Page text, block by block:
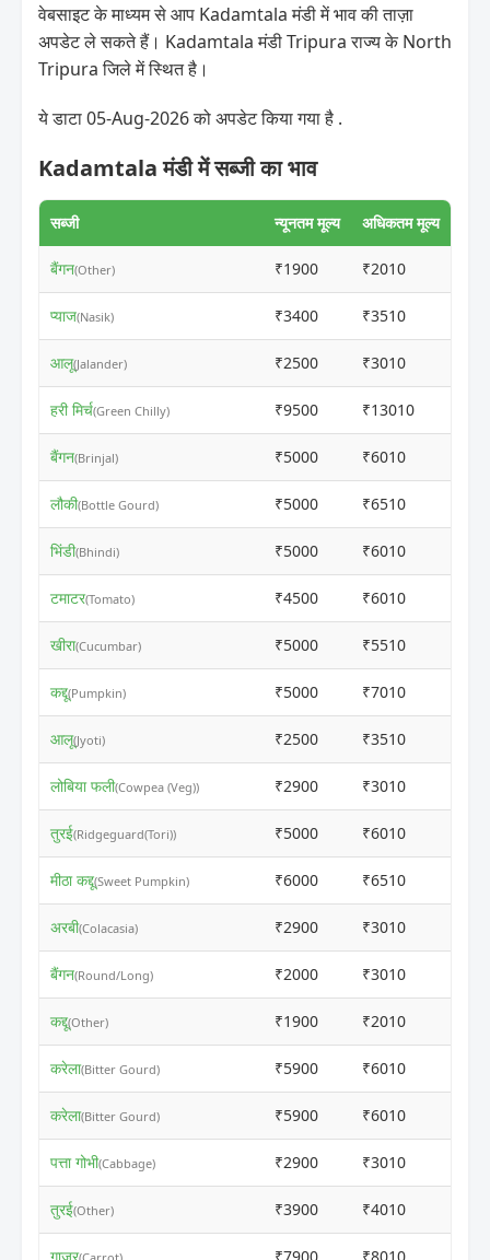
वेबसाइट के माध्यम से आप Kadamtala मंडी में भाव की ताज़ा
अपडेट ले सकते हैं। Kadamtala मंडी Tripura राज्य के North
Tripura जिले में स्थित है।
ये डाटा 05-Aug-2026 को अपडेट किया गया है .
Kadamtala मंडी में सब्जी का भाव
सब्जी न्यूनतम मूल्य अधिकतम मूल्य
बैंगन(Other) ₹1900 ₹2010
प्याज(Nasik) ₹3400 ₹3510
आलू(Jalander) ₹2500 ₹3010
हरी मिर्च(Green Chilly) ₹9500 ₹13010
बैंगन(Brinjal) ₹5000 ₹6010
लौकी(Bottle Gourd) ₹5000 ₹6510
भिंडी(Bhindi) ₹5000 ₹6010
टमाटर(Tomato) ₹4500 ₹6010
खीरा(Cucumbar) ₹5000 ₹5510
कद्दू(Pumpkin) ₹5000 ₹7010
आलू(Jyoti) ₹2500 ₹3510
लोबिया फली(Cowpea (Veg)) ₹2900 ₹3010
तुरई(Ridgeguard(Tori)) ₹5000 ₹6010
मीठा कद्दू(Sweet Pumpkin) ₹6000 ₹6510
अरबी(Colacasia) ₹2900 ₹3010
बैंगन(Round/Long) ₹2000 ₹3010
कद्दू(Other) ₹1900 ₹2010
करेला(Bitter Gourd) ₹5900 ₹6010
करेला(Bitter Gourd) ₹5900 ₹6010
पत्ता गोभी(Cabbage) ₹2900 ₹3010
तुरई(Other) ₹3900 ₹4010